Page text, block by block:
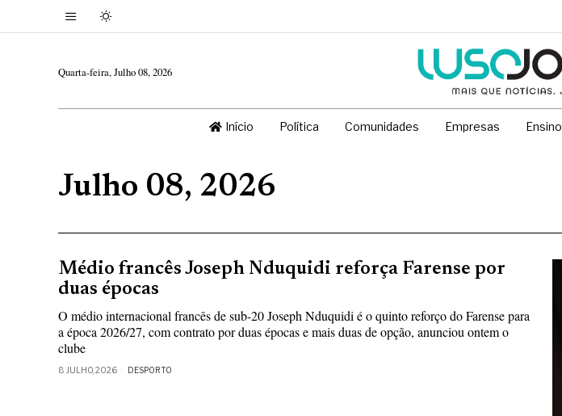
Quarta-feira, Julho 08, 2026
Início Política Comunidades Empresas Ensino
Julho 08, 2026
Médio francês Joseph Nduquidi reforça Farense por
duas épocas
O médio internacional francês de sub-20 Joseph Nduquidi é o quinto reforço do Farense para
a época 2026/27, com contrato por duas épocas e mais duas de opção, anunciou ontem o
clube
8 JULHO, 2026 DESPORTO